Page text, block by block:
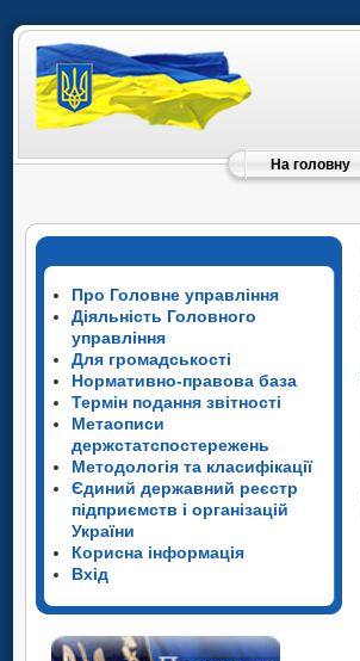
На головну
Про Головне управління
Діяльність Головного
управління
Для громадськості
Нормативно-правова база
Термін подання звітності
Метаописи
держстатспостережень
Методологія та класифікації
Єдиний державний реєстр
підприємств і організацій
України
Корисна інформація
Вхід